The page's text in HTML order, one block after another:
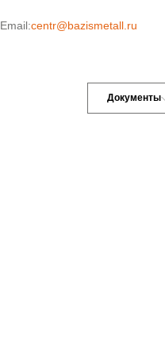
Email:centr@bazismetall.ru
Документы